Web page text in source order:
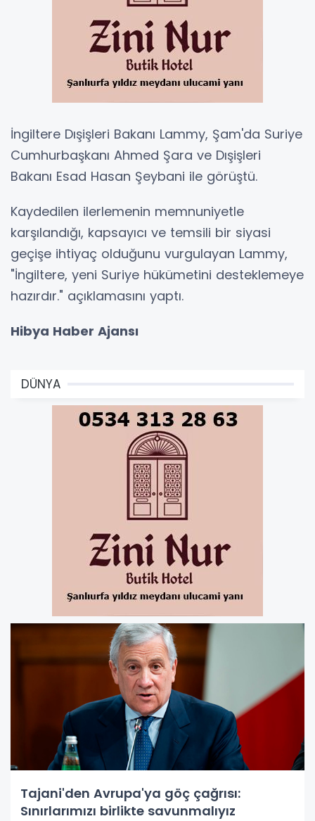
İngiltere Dışişleri Bakanı Lammy, Şam'da Suriye
Cumhurbaşkanı Ahmed Şara ve Dışişleri
Bakanı Esad Hasan Şeybani ile görüştü.
Kaydedilen ilerlemenin memnuniyetle
karşılandığı, kapsayıcı ve temsili bir siyasi
geçişe ihtiyaç olduğunu vurgulayan Lammy,
"İngiltere, yeni Suriye hükümetini desteklemeye
hazırdır." açıklamasını yaptı.
Hibya Haber Ajansı
DÜNYA
Tajani'den Avrupa'ya göç çağrısı:
Sınırlarımızı birlikte savunmalıyız